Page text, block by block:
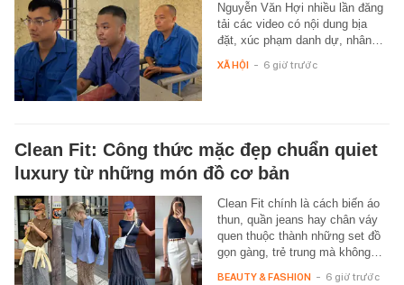
Nguyễn Văn Hợi nhiều lần đăng
tải các video có nội dung bịa
đặt, xúc phạm danh dự, nhân…
XÃ HỘI - 6 giờ trước
Clean Fit: Công thức mặc đẹp chuẩn quiet
luxury từ những món đồ cơ bản
Clean Fit chính là cách biến áo
thun, quần jeans hay chân váy
quen thuộc thành những set đồ
gọn gàng, trẻ trung mà không…
BEAUTY & FASHION - 6 giờ trước